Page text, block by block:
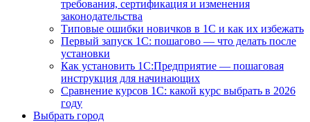
требования, сертификация и изменения
законодательства
Типовые ошибки новичков в 1С и как их избежать
Первый запуск 1С: пошагово — что делать после
установки
Как установить 1С:Предприятие — пошаговая
инструкция для начинающих
Сравнение курсов 1С: какой курс выбрать в 2026
году
Выбрать город